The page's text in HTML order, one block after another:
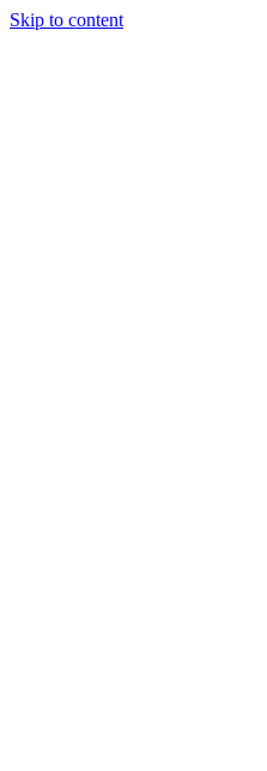
Skip to content